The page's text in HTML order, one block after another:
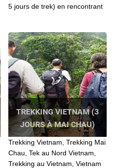
5 jours de trek) en rencontrant
TREKKING VIETNAM (3
JOURS À MAI CHAU)
Trekking Vietnam, Trekking Mai
Chau, Tek au Nord Vietnam,
Trekking au Vietnam, Vietnam